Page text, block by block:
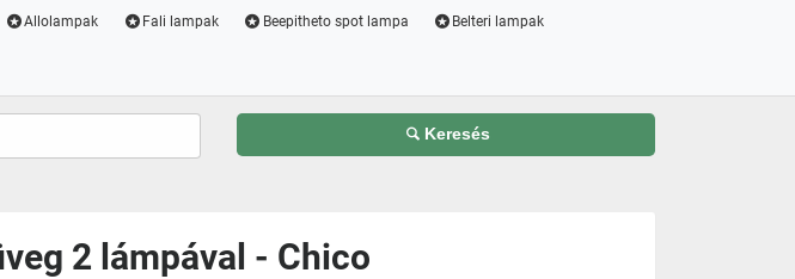
Allolampak Fali lampak Beepitheto spot lampa Belteri lampak
Keresés
2 lámpával - Chico